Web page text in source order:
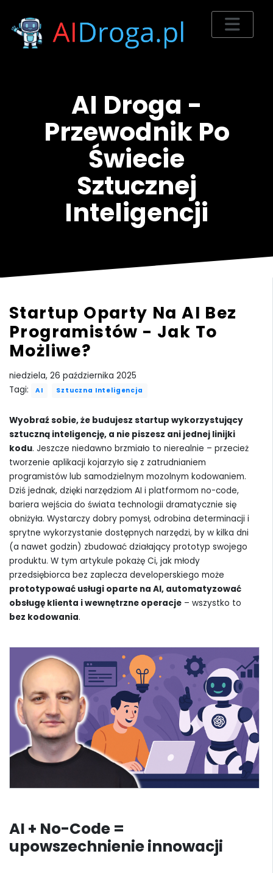
AI Droga -
Przewodnik Po
Świecie
Sztucznej
Inteligencji
Startup Oparty Na AI Bez
Programistów - Jak To
Możliwe?
niedziela, 26 października 2025
Tagi:
AI Sztuczna Inteligencja
Wyobraź sobie, że budujesz startup wykorzystujący
sztuczną inteligencję, a nie piszesz ani jednej linijki
kodu. Jeszcze niedawno brzmiało to nierealnie – przecież
tworzenie aplikacji kojarzyło się z zatrudnianiem
programistów lub samodzielnym mozolnym kodowaniem.
Dziś jednak, dzięki narzędziom AI i platformom no-code,
bariera wejścia do świata technologii dramatycznie się
obniżyła. Wystarczy dobry pomysł, odrobina determinacji i
sprytne wykorzystanie dostępnych narzędzi, by w kilka dni
(a nawet godzin) zbudować działający prototyp swojego
produktu. W tym artykule pokażę Ci, jak młody
przedsiębiorca bez zaplecza developerskiego może
prototypować usługi oparte na AI, automatyzować
obsługę klienta i wewnętrzne operacje – wszystko to
bez kodowania.
AI + No-Code =
upowszechnienie innowacji